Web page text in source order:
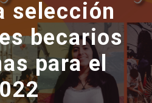
selección
becarios
para el